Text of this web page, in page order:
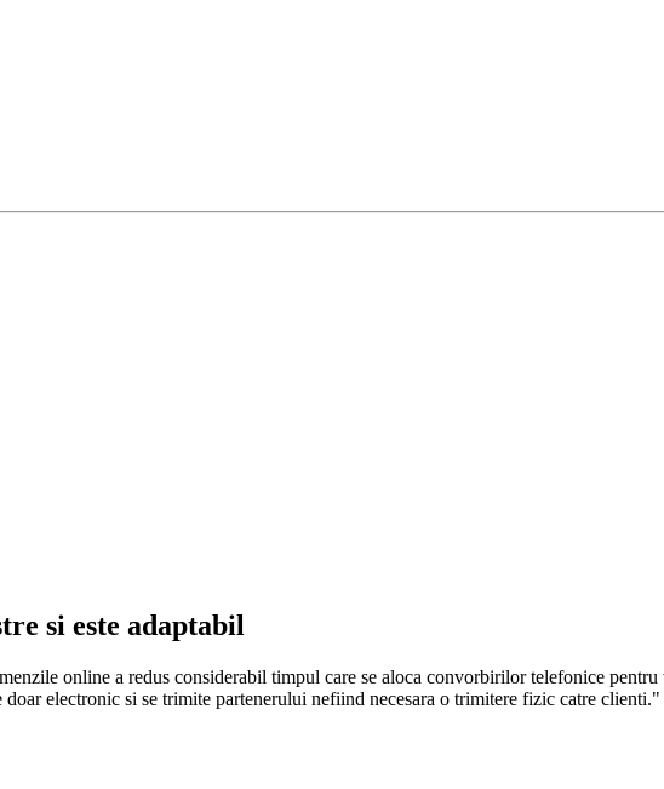
si este adaptabil
online a redus considerabil timpul care se aloca convorbirilor telefonice
electronic si se trimite partenerului nefiind necesara o trimitere fizic catre clienti."